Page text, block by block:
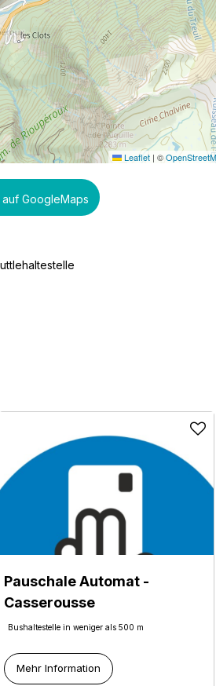
Leaflet | ©
GoogleMaps
Pauschale Automat -
Casserousse
Bushaltestelle in weniger als 500 m
Mehr Information